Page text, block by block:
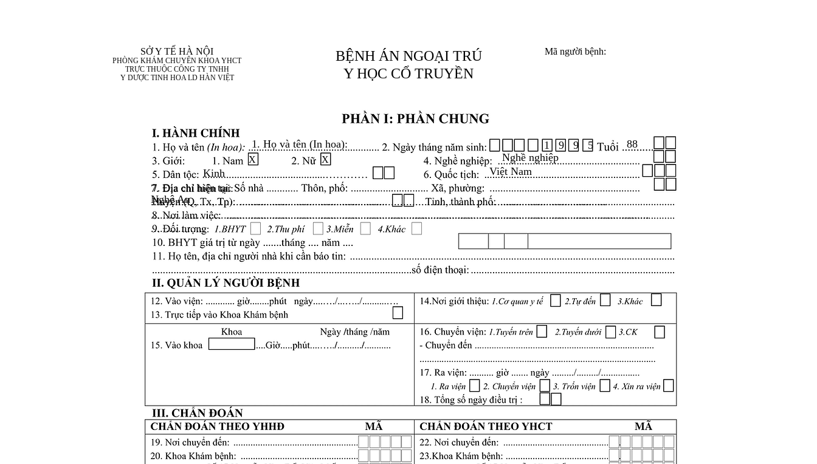
SỞ Y TẾ HÀ NỘI
PHÒNG KHÁM CHUYÊN KHOA YHCT
TRỰC THUỘC CÔNG TY TNHH
Y DƯỢC TINH HOA LD HÀN VIỆT
BỆNH ÁN NGOẠI TRÚ
Y HỌC CỔ TRUYỀN
Mã người bệnh:
1. Họ và tên (In hoa): 1 9 9 5 88
X X
Nghề nghiệp
Việt Nam
Kinh
7. Địa chỉ hiện tại:
......................................................................................................................................................
....................................................................................................................................................................
..................
Nghệ An